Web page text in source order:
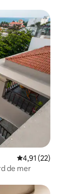
Note
4,91 (22)
de mer